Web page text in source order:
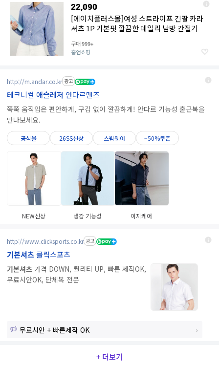
22,090
[에이치플러스몰]여성 스트라이프 긴팔 카라
셔츠 1P 기본핏 깔끔한 데일리 남방 간절기
구매999+
홈앤쇼핑
http://m.andar.co.kr 광고
테크니컬 애슬레저 안다르맨즈
쭉쭉 움직임은 편안하게, 구김 없이 깔끔하게! 안다르 기능성 출근복을
만나보세요.
공식몰 26SS신상 스윔웨어 ~50%쿠폰
NEW신상 냉감 기능성 이지케어
http://www.clicksports.co.kr 광고
기본셔츠클릭스포츠
기본셔츠 가격 DOWN, 퀄리티 UP, 빠른 제작OK,
무료시안OK, 단체복 전문
무료시안 + 빠른제작 OK
+ 더보기